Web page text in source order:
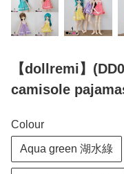
【dollremi】
camisole
Colour
Aqua green 湖水綠